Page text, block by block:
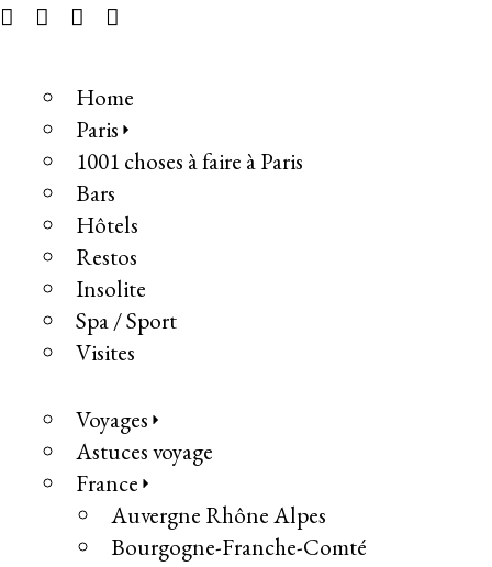
Home
Paris
1001 choses à faire à Paris
Bars
Hôtels
Restos
Insolite
Spa / Sport
Visites
Voyages
Astuces voyage
France
Auvergne Rhône Alpes
Bourgogne-Franche-Comté